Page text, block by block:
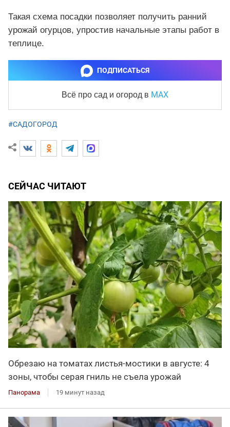
Такая схема посадки позволяет получить ранний
урожай огурцов, упростив начальные этапы работ в
теплице.
ПОДПИСАТЬСЯ
Всё про сад и огород в MAX
#САДОГОРОД
СЕЙЧАС ЧИТАЮТ
Обрезаю на томатах листья-мостики в августе: 4
зоны, чтобы серая гниль не съела урожай
Панорама 19 минут назад